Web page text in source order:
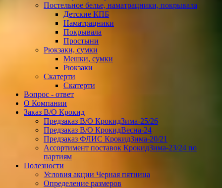
Постельное белье, наматрацники, покрывала
Детские КПБ
Наматрацники
Покрывала
Простыни
Рюкзаки, сумки
Мешки, сумки
Рюкзаки
Скатерти
Скатерти
Вопрос - ответ
О Компании
Заказ В/О Крокид
Предзаказ В/О КрокидЗима-25/26
Предзаказ В/О КрокидВесна-24
Предзаказ ФЛИС КрокидЗима-20/21
Ассортимент поставок КрокидЗима-23/24 по
партиям
Полезности
Условия акции Черная пятница
Определение размеров